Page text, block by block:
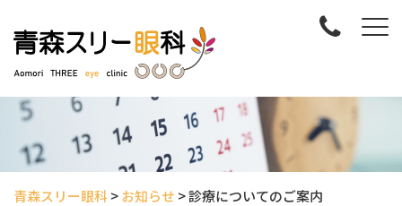
青森スリー眼科>お知らせ >診療についてのご案内